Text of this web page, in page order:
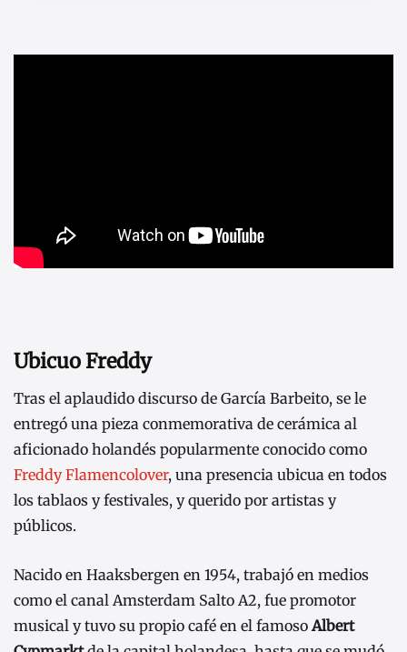
Ubicuo Freddy
Tras el aplaudido discurso de García Barbeito, se le
entregó una pieza conmemorativa de cerámica al
aficionado holandés popularmente conocido como
Freddy Flamencolover, una presencia ubicua en todos
los tablaos y festivales, y querido por artistas y
públicos.
Nacido en Haaksbergen en 1954, trabajó en medios
como el canal Amsterdam Salto A2, fue promotor
musical y tuvo su propio café en el famoso Albert